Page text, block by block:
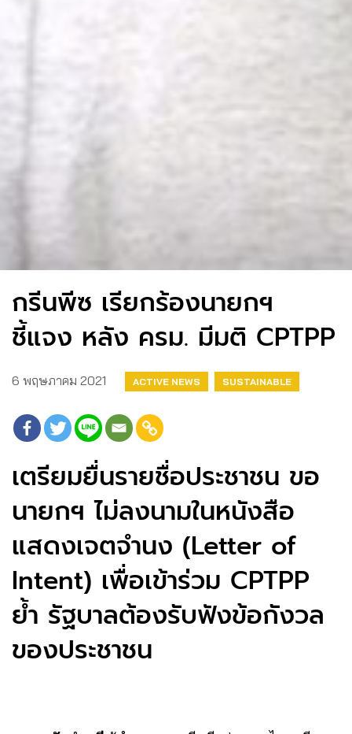
กรีนพีซ เรียกร้องนายกฯ
ชี้แจง หลัง ครม. มีมติ CPTPP
6 พฤษภาคม 2021 ACTIVE NEWS SUSTAINABLE
เตรียมยื่นรายชื่อประชาชน ขอ
นายกฯ ไม่ลงนามในหนังสือ
แสดงเจตจำนง (Letter of
Intent) เพื่อเข้าร่วม CPTPP
ย้ำ รัฐบาลต้องรับฟังข้อกังวล
ของประชาชน